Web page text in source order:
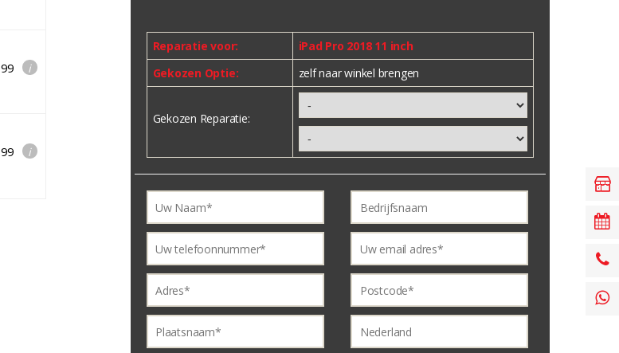
i
i
Reparatie voor:
iPad Pro 2018 11 inch
Gekozen Optie:
zelf naar winkel brengen
Gekozen Reparatie: